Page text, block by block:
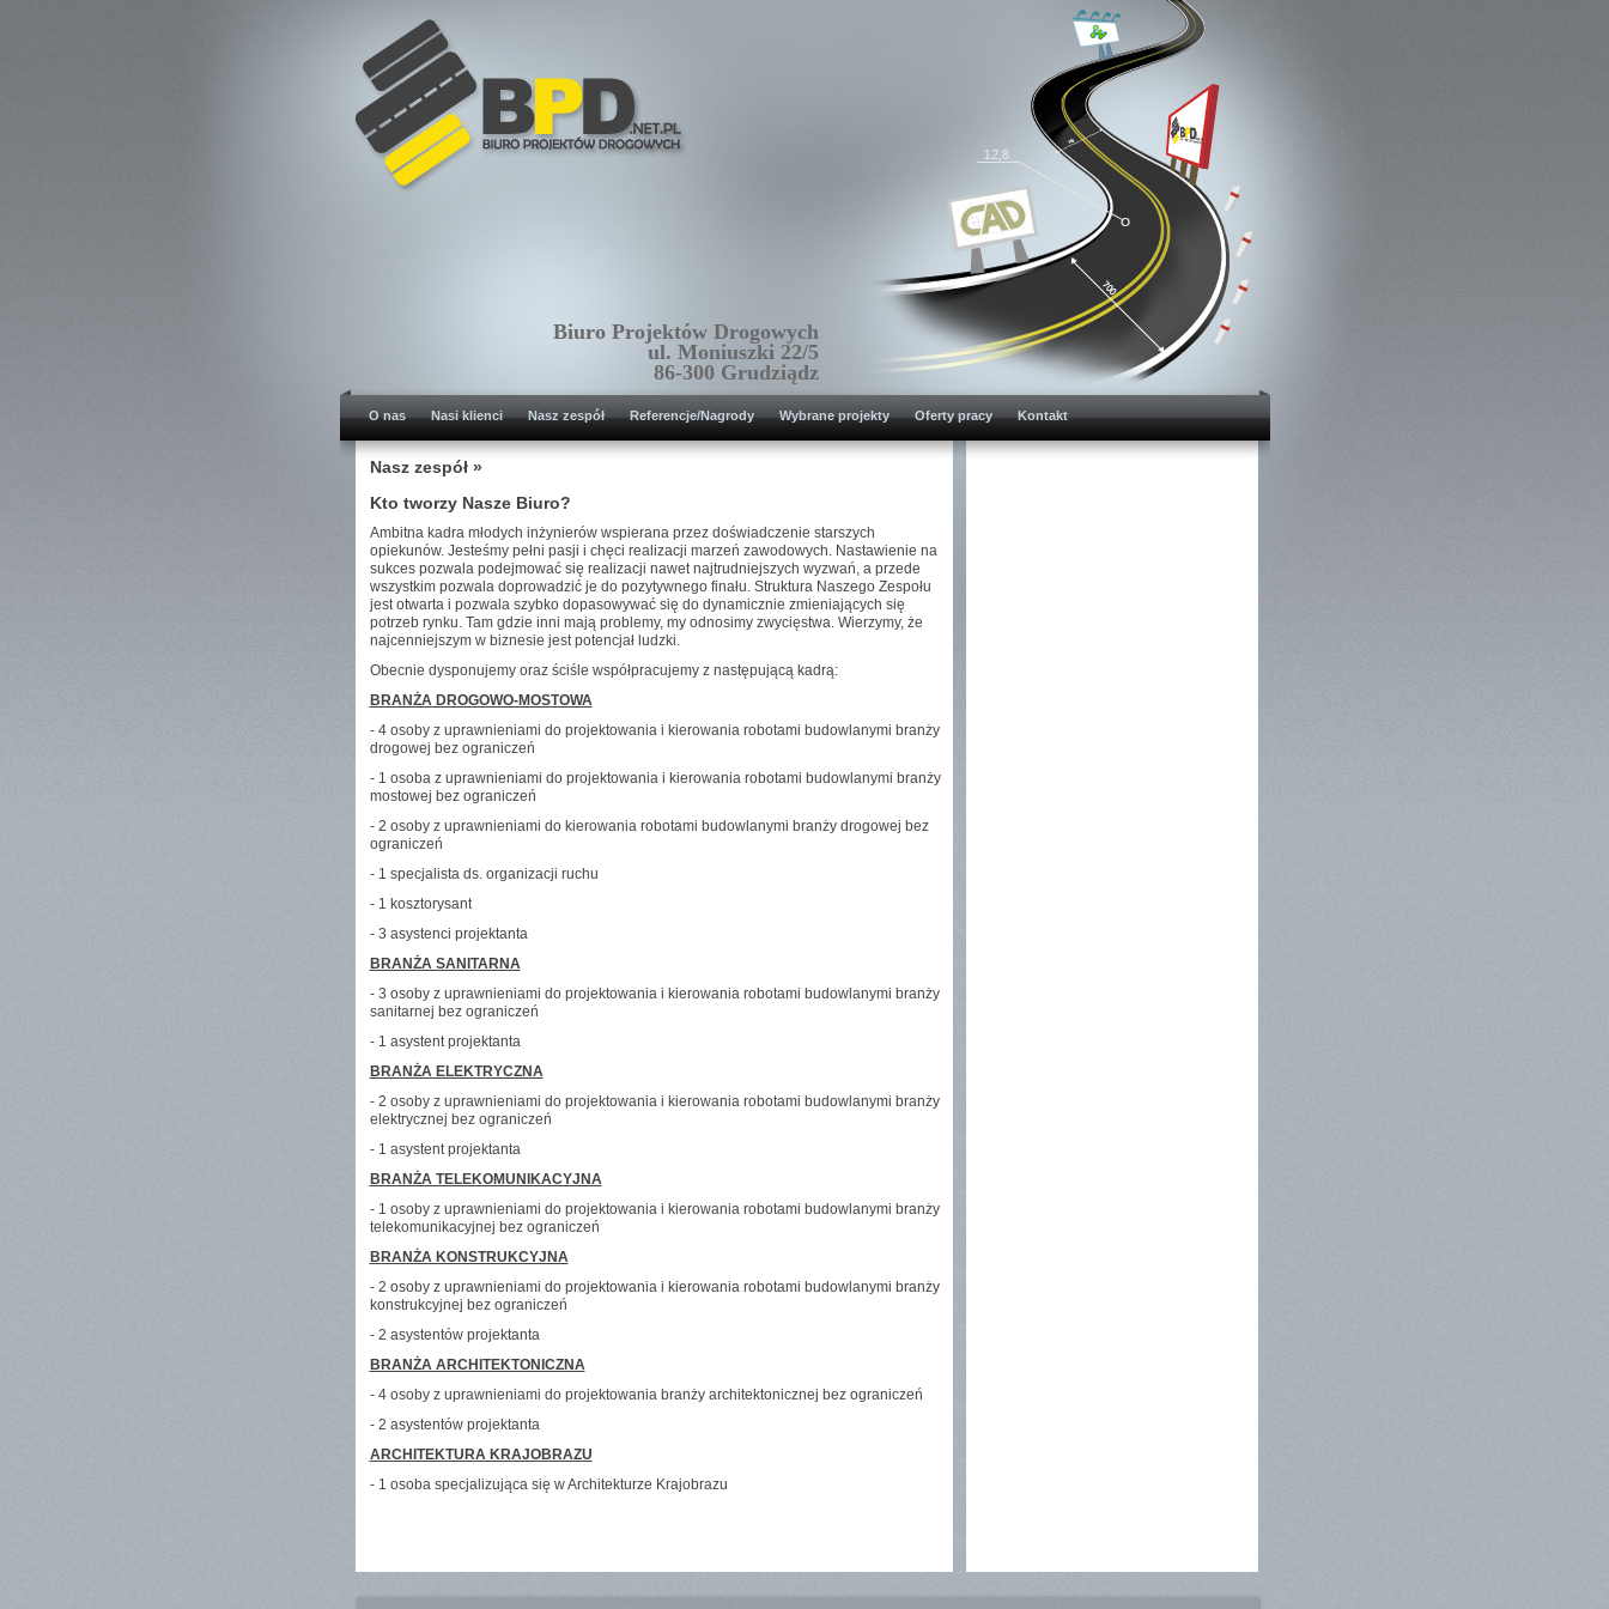
Biuro Projektów Drogowych
ul. Moniuszki 22/5
86-300 Grudziądz
O nas Nasi klienci Nasz zespół Referencje/Nagrody Wybrane projekty Oferty pracy Kontakt
Nasz zespół »
Kto tworzy Nasze Biuro?
Ambitna kadra młodych inżynierów wspierana przez doświadczenie starszych
opiekunów. Jesteśmy pełni pasji i chęci realizacji marzeń zawodowych. Nastawienie na
sukces pozwala podejmować się realizacji nawet najtrudniejszych wyzwań, a przede
wszystkim pozwala doprowadzić je do pozytywnego finału. Struktura Naszego Zespołu
jest otwarta i pozwala szybko dopasowywać się do dynamicznie zmieniających się
potrzeb rynku. Tam gdzie inni mają problemy, my odnosimy zwycięstwa. Wierzymy, że
najcenniejszym w biznesie jest potencjał ludzki.
Obecnie dysponujemy oraz ściśle współpracujemy z następującą kadrą:
BRANŻA DROGOWO-MOSTOWA
- 4 osoby z uprawnieniami do projektowania i kierowania robotami budowlanymi branży
drogowej bez ograniczeń
- 1 osoba z uprawnieniami do projektowania i kierowania robotami budowlanymi branży
mostowej bez ograniczeń
- 2 osoby z uprawnieniami do kierowania robotami budowlanymi branży drogowej bez
ograniczeń
- 1 specjalista ds. organizacji ruchu
- 1 kosztorysant
- 3 asystenci projektanta
BRANŻA SANITARNA
- 3 osoby z uprawnieniami do projektowania i kierowania robotami budowlanymi branży
sanitarnej bez ograniczeń
- 1 asystent projektanta
BRANŻA ELEKTRYCZNA
- 2 osoby z uprawnieniami do projektowania i kierowania robotami budowlanymi branży
elektrycznej bez ograniczeń
- 1 asystent projektanta
BRANŻA TELEKOMUNIKACYJNA
- 1 osoby z uprawnieniami do projektowania i kierowania robotami budowlanymi branży
telekomunikacyjnej bez ograniczeń
BRANŻA KONSTRUKCYJNA
- 2 osoby z uprawnieniami do projektowania i kierowania robotami budowlanymi branży
konstrukcyjnej bez ograniczeń
- 2 asystentów projektanta
BRANŻA ARCHITEKTONICZNA
- 4 osoby z uprawnieniami do projektowania branży architektonicznej bez ograniczeń
- 2 asystentów projektanta
ARCHITEKTURA KRAJOBRAZU
- 1 osoba specjalizująca się w Architekturze Krajobrazu